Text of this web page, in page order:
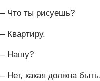
– Что ты рисуешь?
– Квартиру.
– Нашу?
– Нет, какая должна быть.